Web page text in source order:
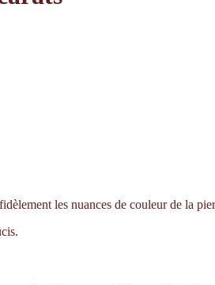
les nuances de couleur de la